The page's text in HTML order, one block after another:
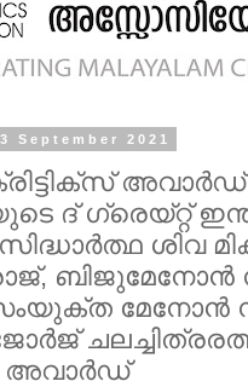
September 2021
ദ് ഗ്രെയ്റ്റ്
ശിവ
ബിജുമേനോന്‍
സംയുക്ത മേനോന്‍
അവാര്‍ഡ്